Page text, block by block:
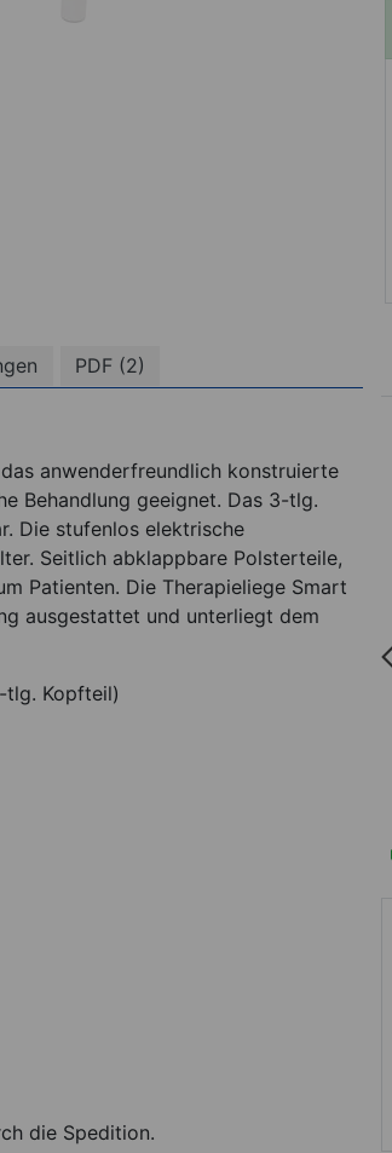
PDF (2)
anwenderfreundlich konstruierte
Behandlung geeignet. Das 3-tlg.
Die stufenlos elektrische
Seitlich abklappbare Polsterteile,
Patienten. Die Therapieliege Smart
ausgestattet und unterliegt dem
tlg. Kopfteil)
die Spedition.
Lagerungsrolle, Ø 15 cm x